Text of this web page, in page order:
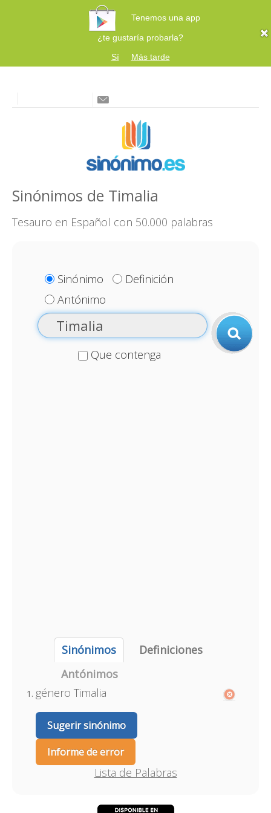
Tenemos una app
¿te gustaría probarla?
Sí
Más tarde
Sinónimos de Timalia
Tesauro en Español con 50.000 palabras
Sinónimo
Definición
Antónimo
Que contenga
Sinónimos
Definiciones
Antónimos
género Timalia
Sugerir sinónimo
Informe de error
Lista de Palabras